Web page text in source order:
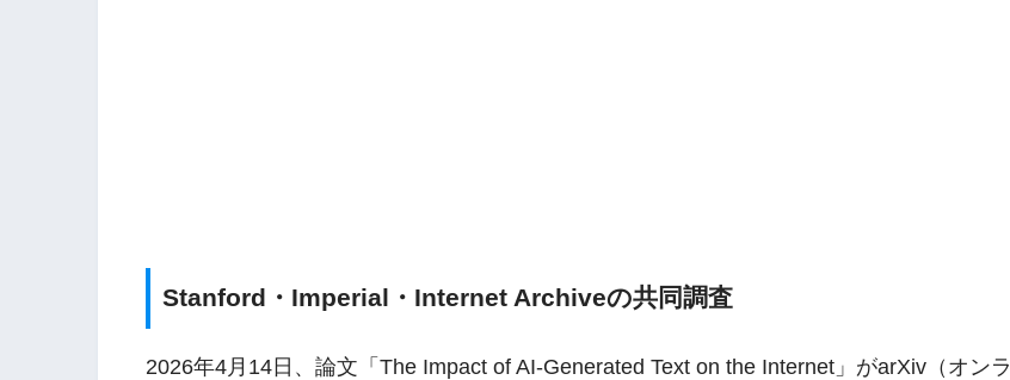
Stanford・Imperial・Internet Archiveの共同調査
2026年4月14日、論文「The Impact of AI-Generated Text on the Internet」がarXiv（オンラ